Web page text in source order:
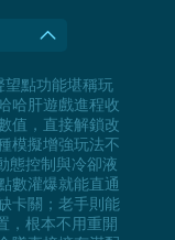
點功能堪稱玩
哈肝遊戲進程收
值，直接解鎖改
模擬增強玩法不
態控制與冷卻液
數灌爆就能直通
卡關；老手則能
，根本不用重開